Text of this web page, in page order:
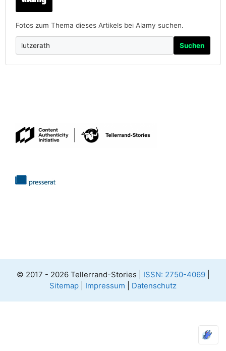
Fotos zum Thema dieses Artikels bei Alamy suchen.
Suchen
© 2017 - 2026 Tellerrand-Stories | ISSN: 2750-4069|
Sitemap
Impressum Datenschutz